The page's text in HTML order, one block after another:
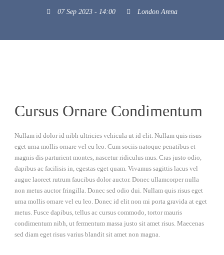
07 Sep 2023 - 14:00 London Arena
Cursus Ornare Condimentum
Nullam id dolor id nibh ultricies vehicula ut id elit. Nullam quis risus
eget urna mollis ornare vel eu leo. Cum sociis natoque penatibus et
magnis dis parturient montes, nascetur ridiculus mus. Cras justo odio,
dapibus ac facilisis in, egestas eget quam. Vivamus sagittis lacus vel
augue laoreet rutrum faucibus dolor auctor. Donec ullamcorper nulla
non metus auctor fringilla. Donec sed odio dui. Nullam quis risus eget
urna mollis ornare vel eu leo. Donec id elit non mi porta gravida at eget
metus. Fusce dapibus, tellus ac cursus commodo, tortor mauris
condimentum nibh, ut fermentum massa justo sit amet risus. Maecenas
sed diam eget risus varius blandit sit amet non magna.